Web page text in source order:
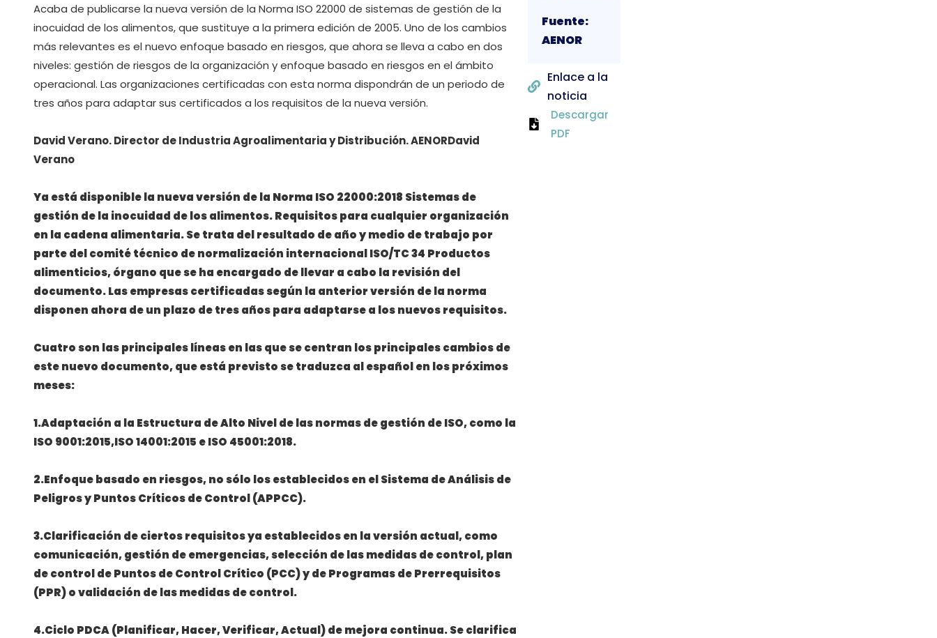
Acaba de publicarse la nueva versión de la Norma ISO 22000 de sistemas de gestión de la
inocuidad de los alimentos, que sustituye a la primera edición de 2005. Uno de los cambios
más relevantes es el nuevo enfoque basado en riesgos, que ahora se lleva a cabo en dos
niveles: gestión de riesgos de la organización y enfoque basado en riesgos en el ámbito
operacional. Las organizaciones certificadas con esta norma dispondrán de un periodo de
tres años para adaptar sus certificados a los requisitos de la nueva versión.
David Verano. Director de Industria Agroalimentaria y Distribución. AENORDavid
Verano
Ya está disponible la nueva versión de la Norma ISO 22000:2018 Sistemas de
gestión de la inocuidad de los alimentos. Requisitos para cualquier organización
en la cadena alimentaria. Se trata del resultado de año y medio de trabajo por
parte del comité técnico de normalización internacional ISO/TC 34 Productos
alimenticios, órgano que se ha encargado de llevar a cabo la revisión del
documento. Las empresas certificadas según la anterior versión de la norma
disponen ahora de un plazo de tres años para adaptarse a los nuevos requisitos.
Cuatro son las principales líneas en las que se centran los principales cambios de
este nuevo documento, que está previsto se traduzca al español en los próximos
meses:
1.Adaptación a la Estructura de Alto Nivel de las normas de gestión de ISO, como la
ISO 9001:2015,ISO 14001:2015 e ISO 45001:2018.
2.Enfoque basado en riesgos, no sólo los establecidos en el Sistema de Análisis de
Peligros y Puntos Críticos de Control (APPCC).
3.Clarificación de ciertos requisitos ya establecidos en la versión actual, como
comunicación, gestión de emergencias, selección de las medidas de control, plan
de control de Puntos de Control Crítico (PCC) y de Programas de Prerrequisitos
(PPR) o validación de las medidas de control.
4.Ciclo PDCA (Planificar, Hacer, Verificar, Actual) de mejora continua. Se clarifica
Fuente:
AENOR
Enlace a la
noticia
Descargar
PDF